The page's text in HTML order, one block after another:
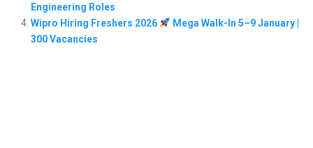
Engineering Roles
Wipro Hiring Freshers 2026
Mega Walk-In 5–9 January |
300 Vacancies